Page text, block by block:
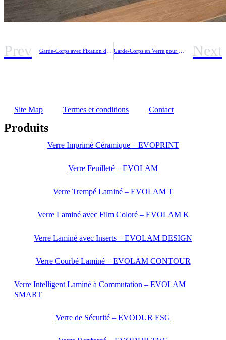
Prev Garde-Corps avec Fixation dans le Profil Garde-Corps en Verre pour l’Extérieur Next
Site Map Termes et conditions Contact
Produits
Verre Imprimé Céramique – EVOPRINT
Verre Feuilleté – EVOLAM
Verre Trempé Laminé – EVOLAM T
Verre Laminé avec Film Coloré – EVOLAM K
Verre Laminé avec Inserts – EVOLAM DESIGN
Verre Courbé Laminé – EVOLAM CONTOUR
Verre Intelligent Laminé à Commutation – EVOLAM
SMART
Verre de Sécurité – EVODUR ESG